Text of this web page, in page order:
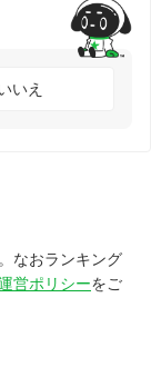
いえ
なおランキング
営ポリシーをご